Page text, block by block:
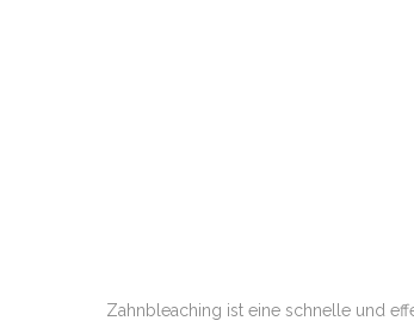
Zahnbleaching ist eine schnelle und